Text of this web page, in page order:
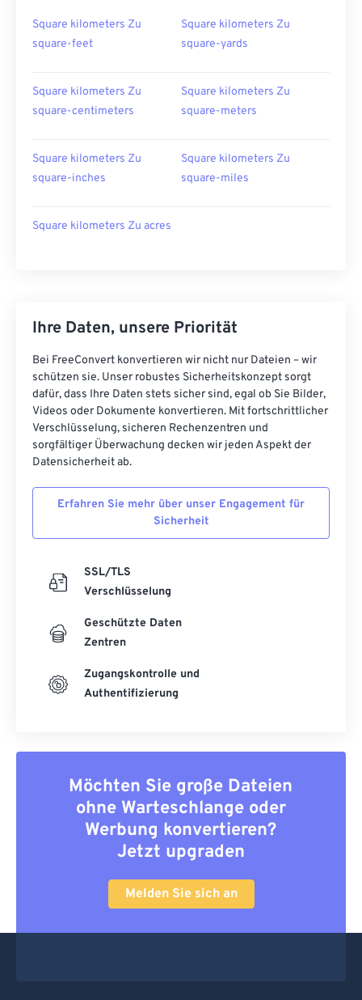
Square kilometers Zu
square-feet
Square kilometers Zu
square-yards
Square kilometers Zu
square-centimeters
Square kilometers Zu
square-meters
Square kilometers Zu
square-inches
Square kilometers Zu
square-miles
Square kilometers Zu acres
Ihre Daten, unsere Priorität
Bei FreeConvert konvertieren wir nicht nur Dateien – wir
schützen sie. Unser robustes Sicherheitskonzept sorgt
dafür, dass Ihre Daten stets sicher sind, egal ob Sie Bilder,
Videos oder Dokumente konvertieren. Mit fortschrittlicher
Verschlüsselung, sicheren Rechenzentren und
sorgfältiger Überwachung decken wir jeden Aspekt der
Datensicherheit ab.
Erfahren Sie mehr über unser Engagement für
Sicherheit
SSL/TLS
Verschlüsselung
Geschützte Daten
Zentren
Zugangskontrolle und
Authentifizierung
Möchten Sie große Dateien
ohne Warteschlange oder
Werbung konvertieren?
Jetzt upgraden
Melden Sie sich an